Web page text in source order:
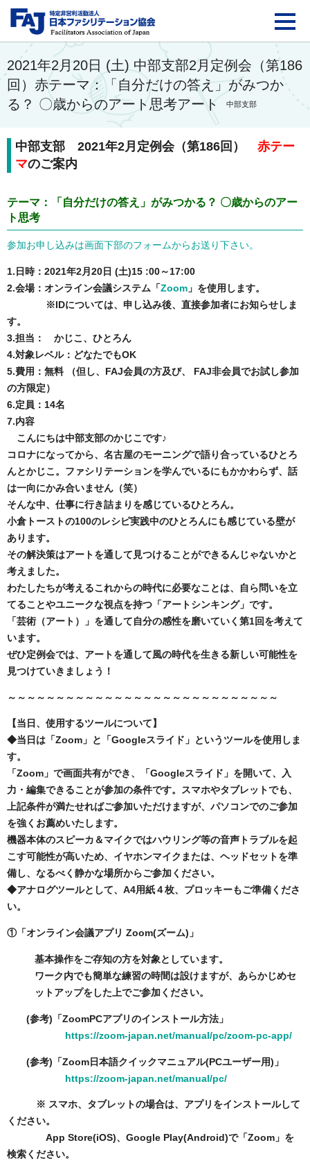
FAJ：特定非営利活動
2021年2月20日 (土) 中部支部2月定例会（第186
回）赤テーマ：「自分だけの答え」がみつか
る？ 〇歳からのアート思考アート
中部支部
中部支部 2021年2月定例会（第186回） 赤テー
マのご案内
テーマ：「自分だけの答え」がみつかる？ 〇歳からのアー
ト思考
参加お申し込みは画面下部のフォームからお送り下さい。
1.日時：2021年2月20日 (土)15 :00～17:00
2.会場：オンライン会議システム「 Zoom 」を使用します。
※IDについては、申し込み後、直接参加者にお知らせしま
す。
3.担当： かじこ、ひとろん
4.対象レベル：どなたでもOK
5.費用：無料 （但し、FAJ会員の方及び、 FAJ非会員でお試し参加
の方限定）
6.定員：14名
7.内容
こんにちは中部支部のかじこです♪
コロナになってから、名古屋のモーニングで語り合っているひとろ
んとかじこ。ファシリテーションを学んでいるにもかかわらず、話
は一向にかみ合いません（笑）
そんな中、仕事に行き詰まりを感じているひとろん。
小倉トーストの100のレシピ実践中のひとろんにも感じている壁が
あります。
その解決策はアートを通して見つけることができるんじゃないかと
考えました。
わたしたちが考えるこれからの時代に必要なことは、自ら問いを立
てることやユニークな視点を持つ「アートシンキング」です。
「芸術（アート）」を通して自分の感性を磨いていく第1回を考えて
います。
ぜひ定例会では、アートを通して風の時代を生きる新しい可能性を
見つけていきましょう！
～～～～～～～～～～～～～～～～～～～～～～～～～～～～
【当日、使用するツールについて】
◆当日は「Zoom」と「Googleスライド」というツールを使用しま
す。
「Zoom」で画面共有ができ、「Googleスライド」を開いて、入
力・編集できることが参加の条件です。スマホやタブレットでも、
上記条件が満たせればご参加いただけますが、パソコンでのご参加
を強くお薦めいたします。
機器本体のスピーカ＆マイクではハウリング等の音声トラブルを起
こす可能性が高いため、イヤホンマイクまたは、ヘッドセットを準
備し、なるべく静かな場所からご参加ください。
◆アナログツールとして、A4用紙４枚、プロッキーもご準備くださ
い。
①「オンライン会議アプリ Zoom(ズーム)」
基本操作をご存知の方を対象としています。
ワーク内でも簡単な練習の時間は設けますが、あらかじめセ
ットアップをした上でご参加ください。
(参考)「ZoomPCアプリのインストール方法」
https://zoom-japan.net/manual/pc/zoom-pc-app/
(参考)「Zoom日本語クイックマニュアル(PCユーザー用)」
https://zoom-japan.net/manual/pc/
※ スマホ、タブレットの場合は、アプリをインストールして
ください。
App Store(iOS)、Google Play(Android)で「Zoom」を
検索ください。